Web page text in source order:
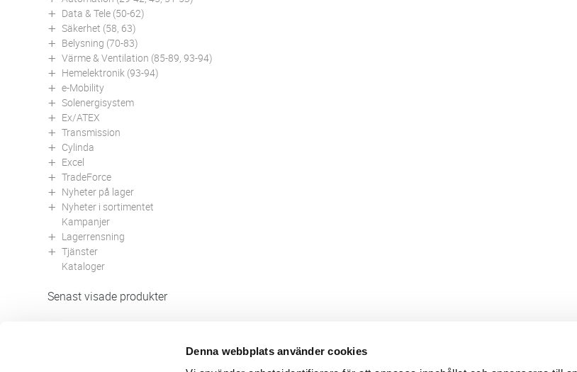
Denna webbplats använder cookies
Data & Tele (50-62)
Säkerhet (58, 63)
Belysning (70-83)
Värme & Ventilation (85-89, 93-94)
Hemelektronik (93-94)
e-Mobility
Solenergisystem
Ex/ATEX
Transmission
Cylinda
Excel
TradeForce
Nyheter på lager
Nyheter i sortimentet
Kampanjer
Lagerrensning
Tjänster
Kataloger
Senast visade produkter